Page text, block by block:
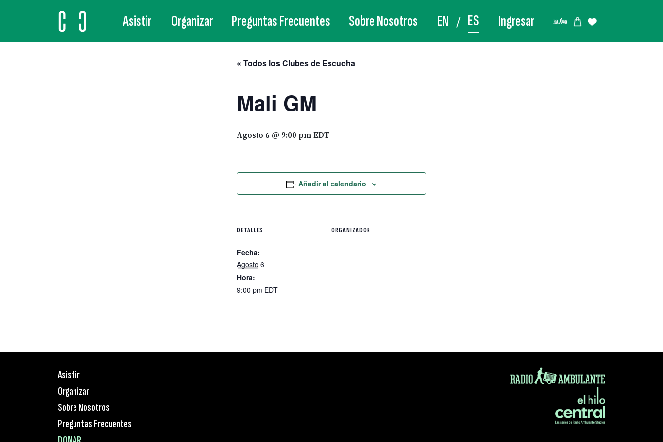
MAIN NAVIGATION
Asistir Organizar Preguntas Frecuentes Sobre Nosotros EN ES Ingresar
« Todos los Clubes de Escucha
Mali GM
Agosto 6 @ 9:00 pmEDT
Añadir al calendario
DETALLES
Fecha:
Agosto 6
Hora:
9:00 pm EDT
ORGANIZADOR
Asistir
Organizar
Sobre Nosotros
Preguntas Frecuentes